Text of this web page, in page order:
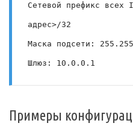
Сетевой префикс
адрес>/32
Маска подсети:
Шлюз: 10.0.0.1
Примеры